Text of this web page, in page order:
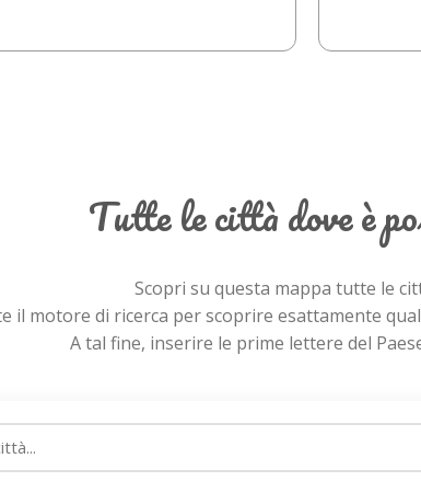
Tutte le città dove è
Scopri su questa mappa tutte le
il motore di ricerca per scoprire esattamente
A tal fine, inserire le prime lettere del